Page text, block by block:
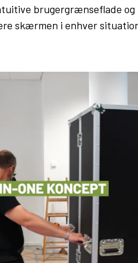
brugergrænseflade
skærmen i enhver